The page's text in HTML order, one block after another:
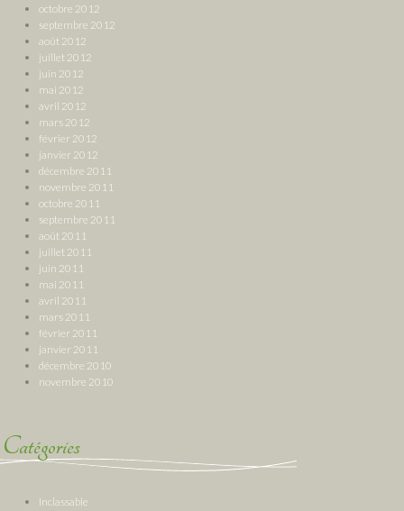
octobre 2012
septembre 2012
août 2012
juillet 2012
juin 2012
mai 2012
avril 2012
mars 2012
février 2012
janvier 2012
décembre 2011
novembre 2011
octobre 2011
septembre 2011
août 2011
juillet 2011
juin 2011
mai 2011
avril 2011
mars 2011
février 2011
janvier 2011
décembre 2010
novembre 2010
Catégories
Inclassable